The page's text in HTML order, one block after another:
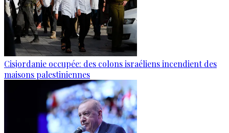
Cisjordanie occupée: des colons israéliens incendient des
maisons palestiniennes